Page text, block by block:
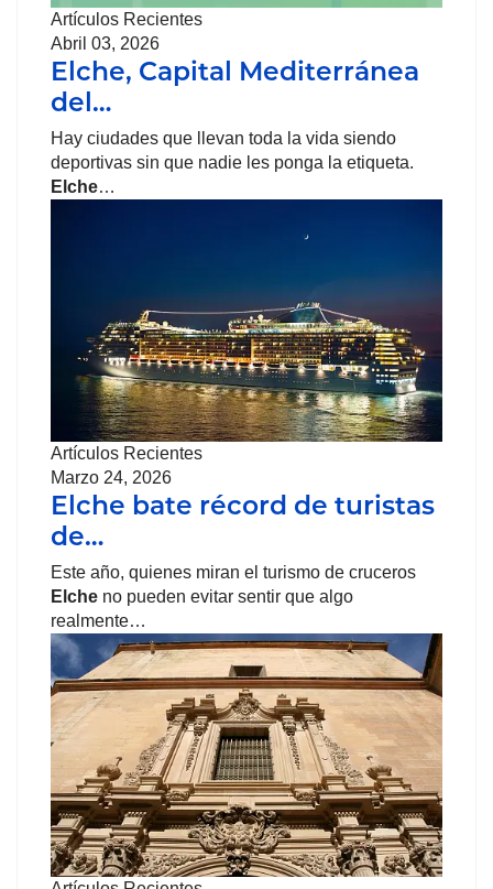
Artículos Recientes
Abril 03, 2026
Elche, Capital Mediterránea
del…
Hay ciudades que llevan toda la vida siendo
deportivas sin que nadie les ponga la etiqueta.
Elche…
Artículos Recientes
Marzo 24, 2026
Elche bate récord de turistas
de…
Este año, quienes miran el turismo de cruceros
Elche no pueden evitar sentir que algo
realmente…